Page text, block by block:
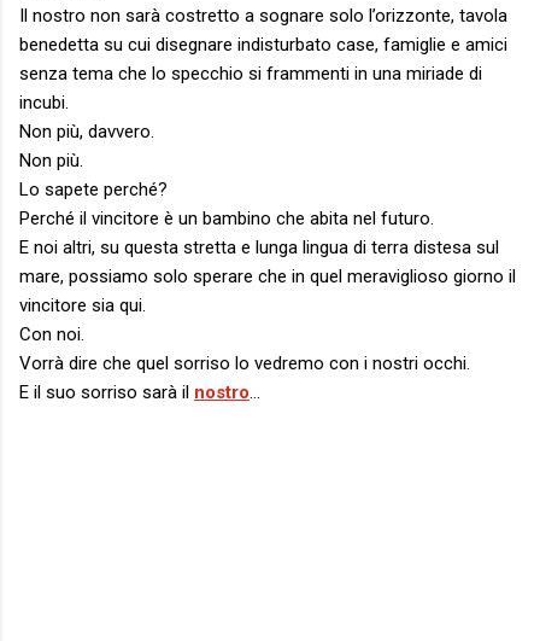
Il nostro non sarà costretto a sognare solo l’orizzonte, tavola
benedetta su cui disegnare indisturbato case, famiglie e amici
senza tema che lo specchio si frammenti in una miriade di
incubi.
Non più, davvero.
Non più.
Lo sapete perché?
Perché il vincitore è un bambino che abita nel futuro.
E noi altri, su questa stretta e lunga lingua di terra distesa sul
mare, possiamo solo sperare che in quel meraviglioso giorno il
vincitore sia qui.
Con noi.
Vorrà dire che quel sorriso lo vedremo con i nostri occhi.
E il suo sorriso sarà il nostro…